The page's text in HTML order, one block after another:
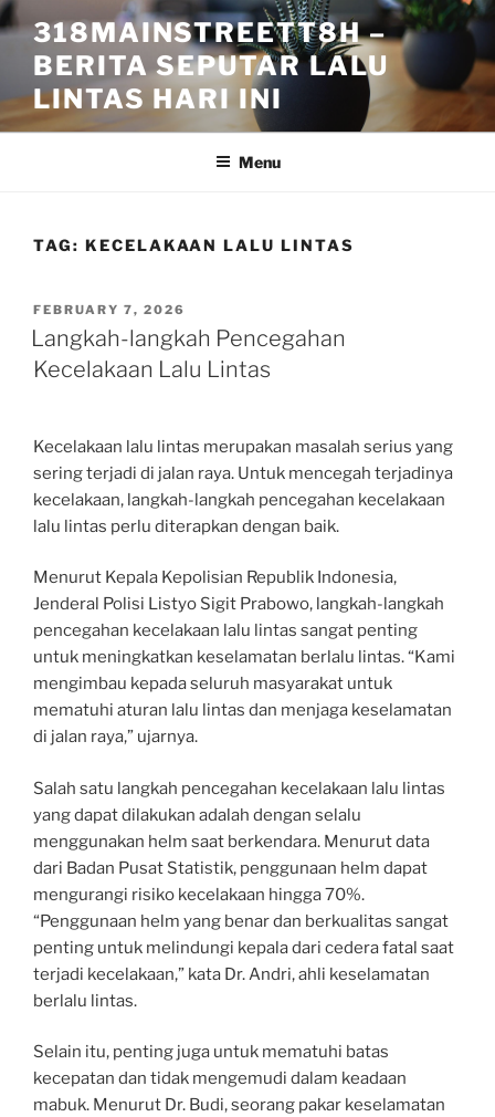
Skip
to
content
318MAINSTREETT8H –
BERITA SEPUTAR LALU
LINTAS HARI INI
Menu
TAG: KECELAKAAN LALU LINTAS
POSTED
ON
FEBRUARY 7, 2026
Langkah-langkah Pencegahan
Kecelakaan Lalu Lintas
Kecelakaan lalu lintas merupakan masalah serius yang
sering terjadi di jalan raya. Untuk mencegah terjadinya
kecelakaan, langkah-langkah pencegahan kecelakaan
lalu lintas perlu diterapkan dengan baik.
Menurut Kepala Kepolisian Republik Indonesia,
Jenderal Polisi Listyo Sigit Prabowo, langkah-langkah
pencegahan kecelakaan lalu lintas sangat penting
untuk meningkatkan keselamatan berlalu lintas. “Kami
mengimbau kepada seluruh masyarakat untuk
mematuhi aturan lalu lintas dan menjaga keselamatan
di jalan raya,” ujarnya.
Salah satu langkah pencegahan kecelakaan lalu lintas
yang dapat dilakukan adalah dengan selalu
menggunakan helm saat berkendara. Menurut data
dari Badan Pusat Statistik, penggunaan helm dapat
mengurangi risiko kecelakaan hingga 70%.
“Penggunaan helm yang benar dan berkualitas sangat
penting untuk melindungi kepala dari cedera fatal saat
terjadi kecelakaan,” kata Dr. Andri, ahli keselamatan
berlalu lintas.
Selain itu, penting juga untuk mematuhi batas
kecepatan dan tidak mengemudi dalam keadaan
mabuk. Menurut Dr. Budi, seorang pakar keselamatan